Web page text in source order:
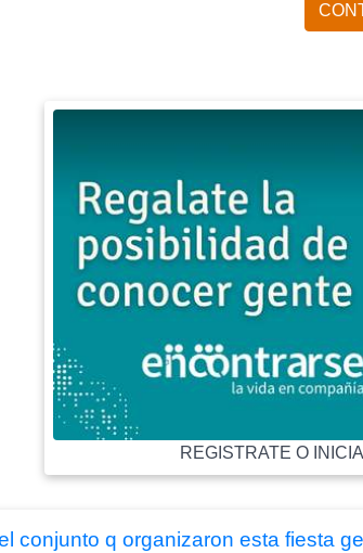
REGISTRATE O
conjunto q organizaron esta fiesta